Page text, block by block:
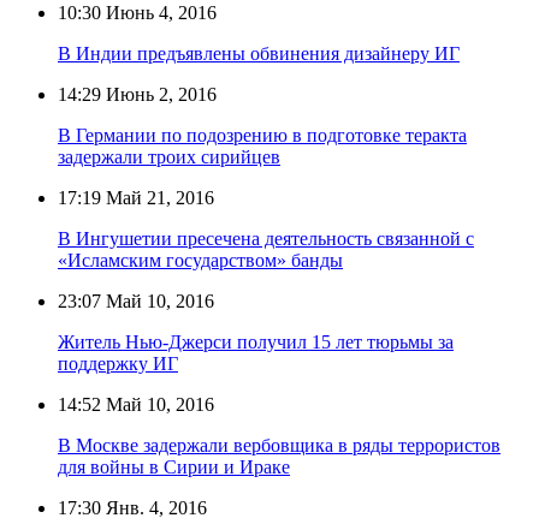
10:30 Июнь 4, 2016
В Индии предъявлены обвинения дизайнеру ИГ
14:29 Июнь 2, 2016
В Германии по подозрению в подготовке теракта
задержали троих сирийцев
17:19 Май 21, 2016
В Ингушетии пресечена деятельность связанной с
«Исламским государством» банды
23:07 Май 10, 2016
Житель Нью-Джерси получил 15 лет тюрьмы за
поддержку ИГ
14:52 Май 10, 2016
В Москве задержали вербовщика в ряды террористов
для войны в Сирии и Ираке
17:30 Янв. 4, 2016